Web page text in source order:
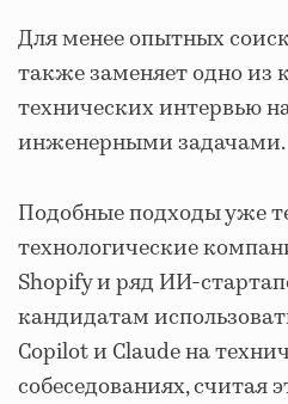
Для менее опытных
также заменяет одно из
технических интервью
инженерными задачами.
Подобные подходы уже
технологические
Shopify и ряд ИИ-
кандидатам
Copilot и Claude на
собеседованиях, считая